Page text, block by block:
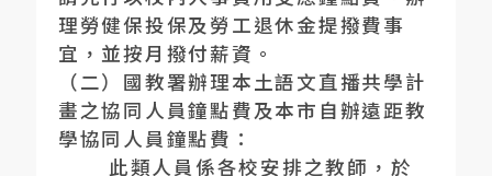
理勞健保投保及勞工退休金提撥費事
宜，並按月撥付薪資。
（二）國教署辦理本土語文直播共學計
畫之協同人員鐘點費及本市自辦遠距教
學協同人員鐘點費：
此類人員係各校安排之教師，於